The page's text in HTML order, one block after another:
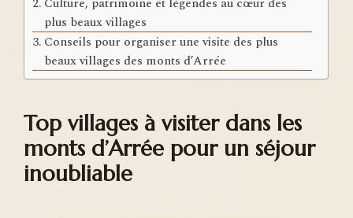
Culture, patrimoine et légendes au cœur des
plus beaux villages
Conseils pour organiser une visite des plus
beaux villages des monts d’Arrée
Top villages à visiter dans les
monts d’Arrée pour un séjour
inoubliable